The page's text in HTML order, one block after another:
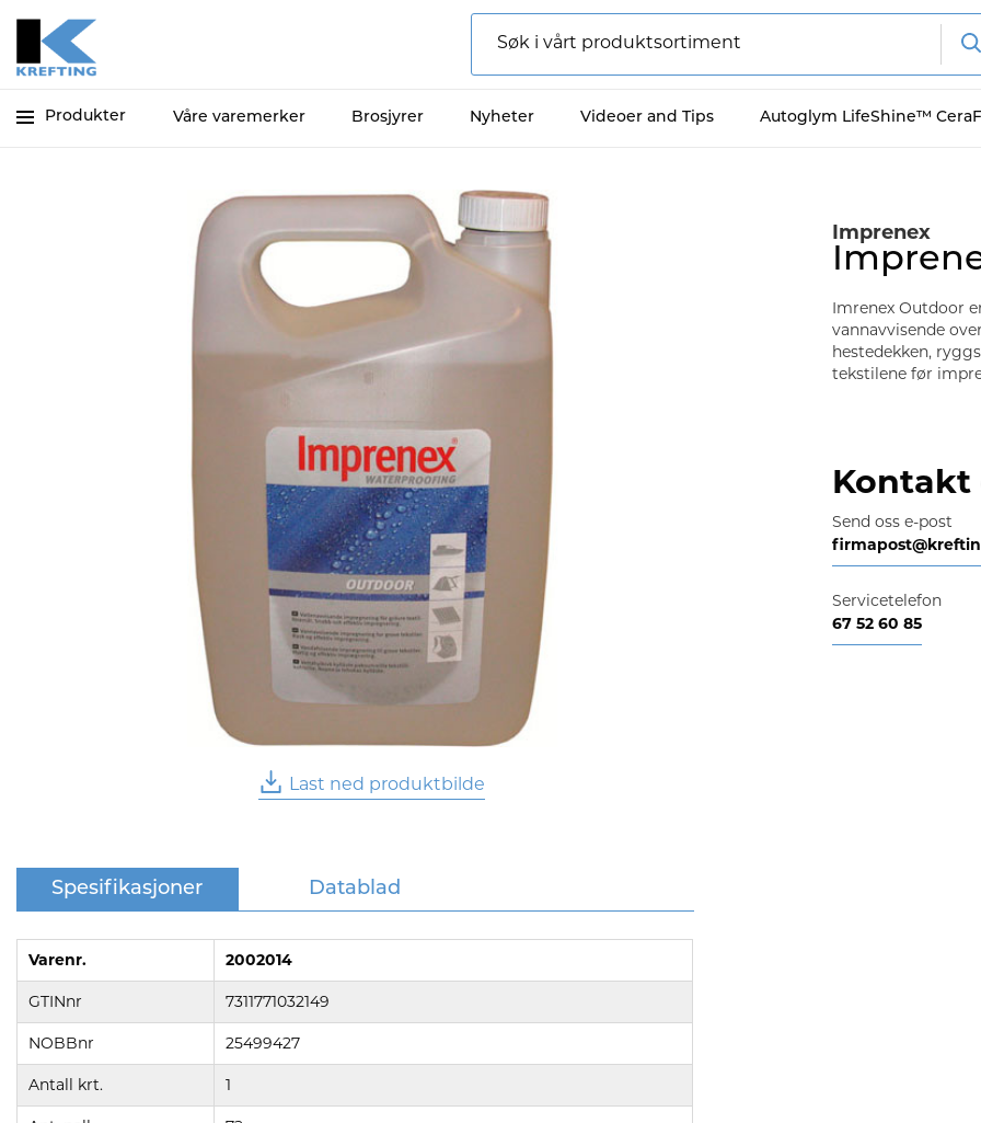
Produkter Våre varemerker Brosjyrer Nyheter Videoer and Tips Autoglym LifeShine™
Last ned produktbilde
Spesifikasjoner Datablad
Varenr. 2002014
GTINnr 7311771032149
NOBBnr 25499427
Antall krt. 1
Imprenex
Imrenex Outdoor
vannavvisende
hestedekken,
tekstilene før
Kontakt
Send oss e-post
Servicetelefon
67 52 60 85